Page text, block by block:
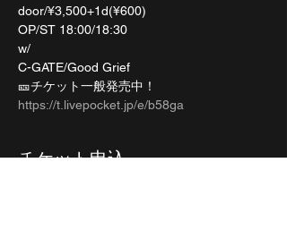
door/¥3,500+1d(¥600)
OP/ST 18:00/18:30
w/
C-GATE/Good Grief
🎫チケット一般発売中！
https://t.livepocket.jp/e/b58ga
チケット申込